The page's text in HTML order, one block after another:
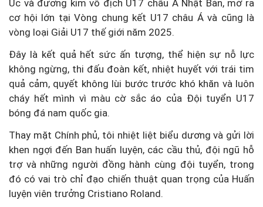
Úc và đương kim vô địch U17 châu Á Nhật Bản, mở ra
cơ hội lớn tại Vòng chung kết U17 châu Á và cũng là
vòng loại Giải U17 thế giới năm 2025.
Đây là kết quả hết sức ấn tượng, thể hiện sự nỗ lực
không ngừng, thi đấu đoàn kết, nhiệt huyết với trái tim
quả cảm, quyết không lùi bước trước khó khăn và luôn
cháy hết mình vì màu cờ sắc áo của Đội tuyển U17
bóng đá nam quốc gia.
Thay mặt Chính phủ, tôi nhiệt liệt biểu dương và gửi lời
khen ngợi đến Ban huấn luyện, các cầu thủ, đội ngũ hỗ
trợ và những người đồng hành cùng đội tuyển, trong
đó có vai trò chỉ đạo chiến thuật quan trọng của Huấn
luyện viên trưởng Cristiano Roland.